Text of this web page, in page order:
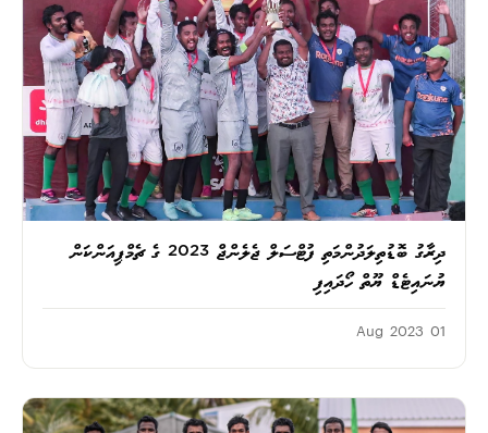
ދިރާގު ބޮޑުތިލަދުންމަތި ފުޓްސަލް ޖެލެންޖް 2023 ގެ ޗެމްޕިއަންކަން
ޔުނައިޓެޑް ޔޫތް ހޯދައިފި
01 Aug 2023